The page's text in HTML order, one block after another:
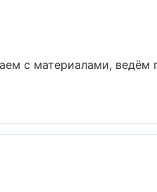
с материалами,